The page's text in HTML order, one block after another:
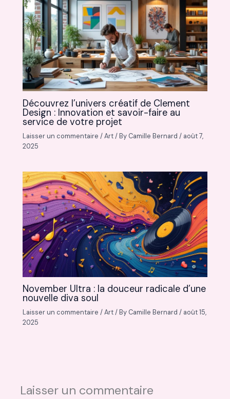
Découvrez l’univers créatif de Clement
Design : Innovation et savoir-faire au
service de votre projet
Laisser un commentaire /Art/ By Camille Bernard/ août 7,
2025
November Ultra : la douceur radicale d’une
nouvelle diva soul
Laisser un commentaire /Art/ By Camille Bernard/ août 15,
2025
Laisser un commentaire